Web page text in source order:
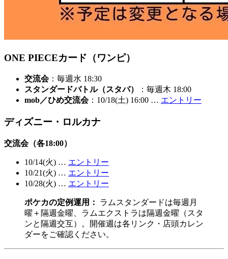
ONE PIECEカード（ワンピ）
交流会：毎週水 18:30
スタンダードバトル（スタバ）
：毎週木 18:00
mob／ひめ交流会：10/18(土) 16:00 … エントリー
ディズニー・ロルカナ
交流会（各18:00）
10/14(火) … エントリー
10/21(火) … エントリー
10/28(火) … エントリー
ポケカの定例運用：
ラムスタンダードは毎週月
曜＋隔週金曜、ラムエクストラは隔週金曜（スタ
ンと隔週交互）。開催週は各リンク・店頭カレン
ダーをご確認ください。